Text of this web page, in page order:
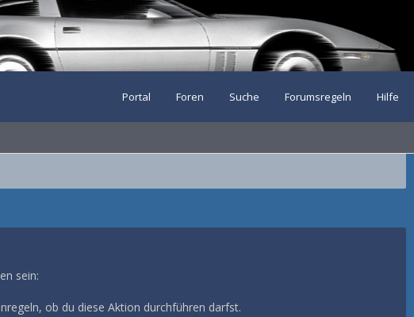
Portal Foren Suche Forumsregeln Hilfe
sein:
ob du diese Aktion durchführen darfst.